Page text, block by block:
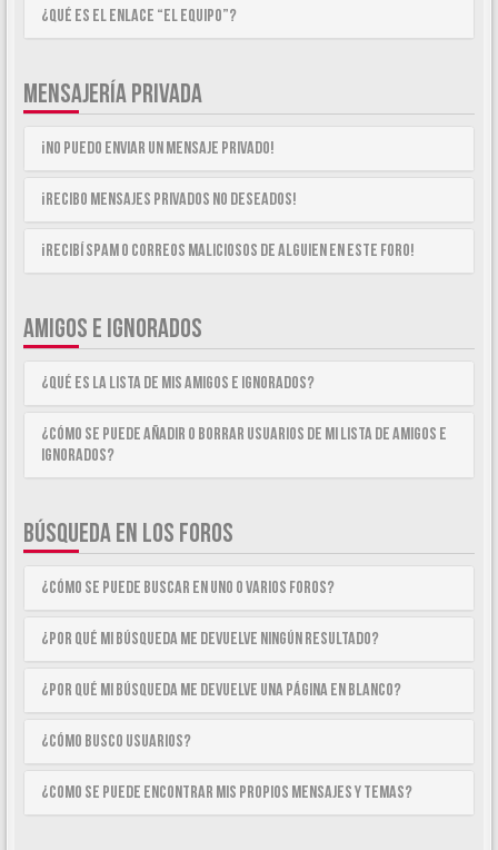
¿Qué es el enlace “El equipo”?
MENSAJERÍA PRIVADA
¡No puedo enviar un mensaje privado!
¡Recibo mensajes privados no deseados!
¡Recibí spam o correos maliciosos de alguien en este foro!
AMIGOS E IGNORADOS
¿Qué es la lista de Mis Amigos e Ignorados?
¿Cómo se puede añadir o borrar usuarios de mi lista de Amigos e
Ignorados?
BÚSQUEDA EN LOS FOROS
¿Cómo se puede buscar en uno o varios foros?
¿Por qué mi búsqueda me devuelve ningún resultado?
¿Por qué mi búsqueda me devuelve una página en blanco?
¿Cómo busco usuarios?
¿Como se puede encontrar mis propios mensajes y temas?